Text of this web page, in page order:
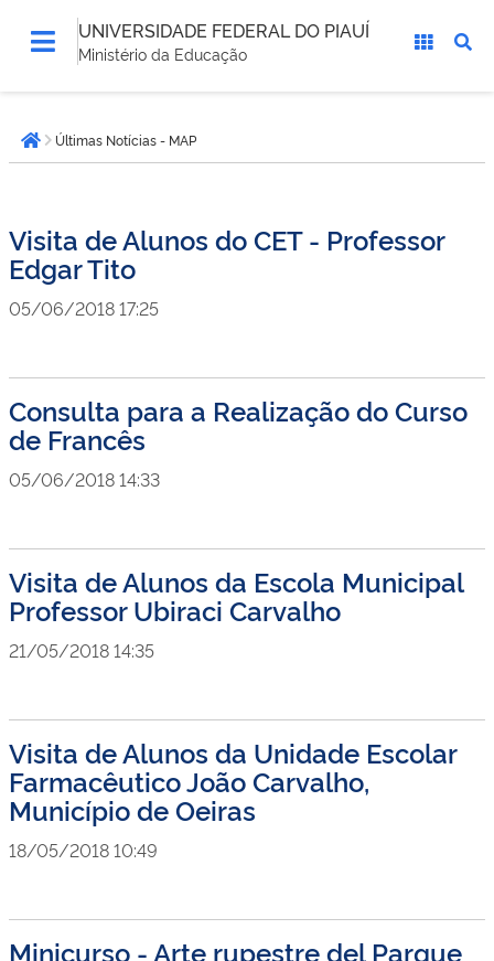
UNIVERSIDADE FEDERAL DO PIAUÍ
Ministério da Educação
está
aqui:Página inicial
Últimas Notícias - MAP
Visita de Alunos do CET - Professor
Edgar Tito
05/06/2018 17:25
Consulta para a Realização do Curso
de Francês
05/06/2018 14:33
Visita de Alunos da Escola Municipal
Professor Ubiraci Carvalho
21/05/2018 14:35
Visita de Alunos da Unidade Escolar
Farmacêutico João Carvalho,
Município de Oeiras
18/05/2018 10:49
Minicurso - Arte rupestre del Parque